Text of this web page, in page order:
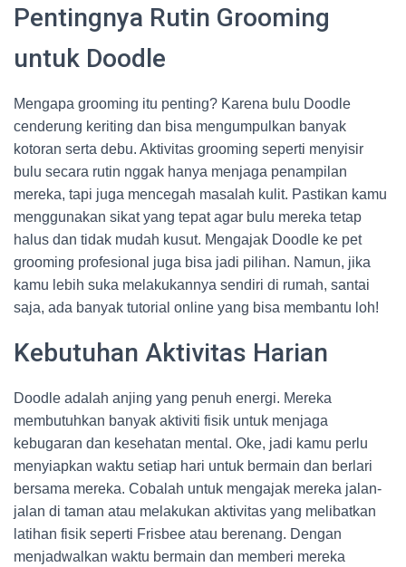
Pentingnya Rutin Grooming
untuk Doodle
Mengapa grooming itu penting? Karena bulu Doodle
cenderung keriting dan bisa mengumpulkan banyak
kotoran serta debu. Aktivitas grooming seperti menyisir
bulu secara rutin nggak hanya menjaga penampilan
mereka, tapi juga mencegah masalah kulit. Pastikan kamu
menggunakan sikat yang tepat agar bulu mereka tetap
halus dan tidak mudah kusut. Mengajak Doodle ke pet
grooming profesional juga bisa jadi pilihan. Namun, jika
kamu lebih suka melakukannya sendiri di rumah, santai
saja, ada banyak tutorial online yang bisa membantu loh!
Kebutuhan Aktivitas Harian
Doodle adalah anjing yang penuh energi. Mereka
membutuhkan banyak aktiviti fisik untuk menjaga
kebugaran dan kesehatan mental. Oke, jadi kamu perlu
menyiapkan waktu setiap hari untuk bermain dan berlari
bersama mereka. Cobalah untuk mengajak mereka jalan-
jalan di taman atau melakukan aktivitas yang melibatkan
latihan fisik seperti Frisbee atau berenang. Dengan
menjadwalkan waktu bermain dan memberi mereka